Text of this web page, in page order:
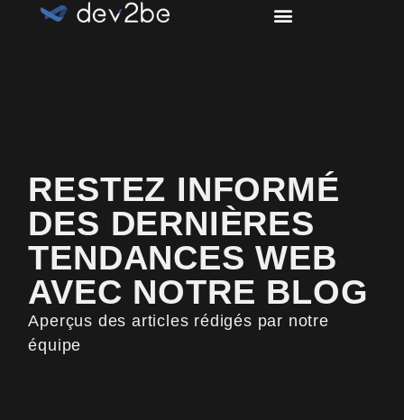
RESTEZ INFORMÉ
DES DERNIÈRES
TENDANCES WEB
AVEC NOTRE BLOG
Aperçus des articles rédigés par notre
équipe